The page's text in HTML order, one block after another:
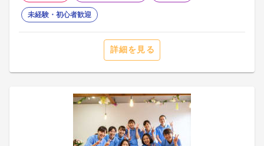
未経験・初心者歓迎
詳細を見る